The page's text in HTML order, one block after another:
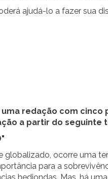
ajudá-lo a fazer sua
redação com cinco
a partir do seguinte
globalizado, ocorre uma
para a